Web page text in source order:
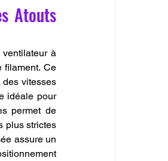
Atouts
à
filament. Ce
des vitesses
idéale pour
permet de
plus strictes
assure un